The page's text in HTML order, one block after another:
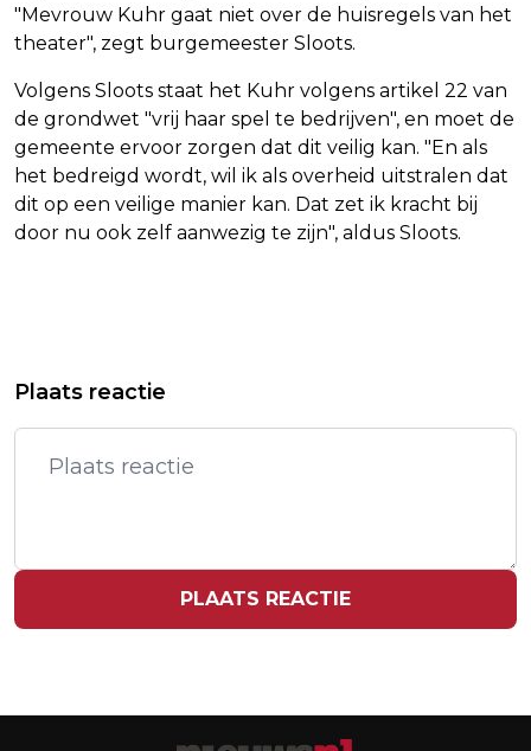
"Mevrouw Kuhr gaat niet over de huisregels van het
theater", zegt burgemeester Sloots.
Volgens Sloots staat het Kuhr volgens artikel 22 van
de grondwet "vrij haar spel te bedrijven", en moet de
gemeente ervoor zorgen dat dit veilig kan. "En als
het bedreigd wordt, wil ik als overheid uitstralen dat
dit op een veilige manier kan. Dat zet ik kracht bij
door nu ook zelf aanwezig te zijn", aldus Sloots.
VOLLE GANG, MEER AANGIFTES
NEDERLANDSE KLANTEN VOLGEN
PROBLEMEN ATOS OP DE VOET
Plaats reactie
PLAATS REACTIE